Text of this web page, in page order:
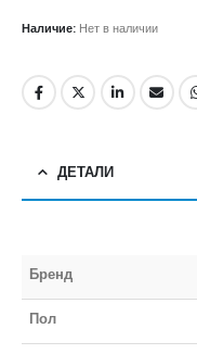
Наличие: Нет в наличии
ДЕТАЛИ
Бренд
Пол